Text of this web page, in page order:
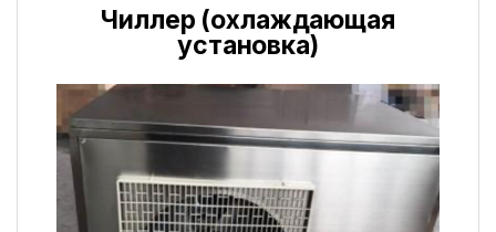
Чиллер (охлаждающая
установка)